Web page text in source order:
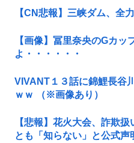
【CN悲報】三峡ダム、全
【画像】冨里奈央のGカッ
よ・・・・・・
VIVANT１３話に錦鯉長谷
ｗｗ （※画像あり）
【悲報】花火大会、詐欺
とも「知らない」と公式声